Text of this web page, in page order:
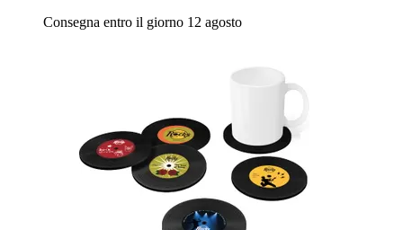
Consegna entro il giorno 12 agosto